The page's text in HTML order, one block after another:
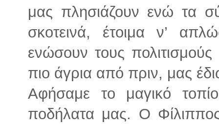
μας πλησιάζουν ενώ τα
σκοτεινά, έτοιμα ν’
ενώσουν τους
πιο άγρια από πριν, μας
Αφήσαμε το μαγικό
ποδήλατα μας. Ο